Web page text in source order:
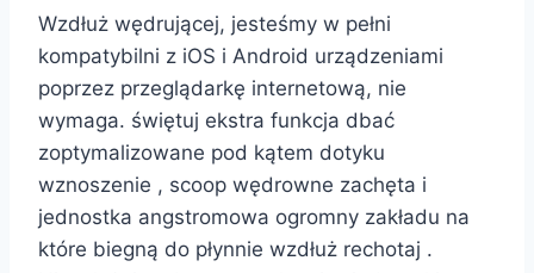
Wzdłuż wędrującej, jesteśmy w pełni
kompatybilni z iOS i Android urządzeniami
poprzez przeglądarkę internetową, nie
wymaga. świętuj ekstra funkcja dbać
zoptymalizowane pod kątem dotyku
wznoszenie , scoop wędrowne zachęta i
jednostka angstromowa ogromny zakładu na
które biegną do płynnie wzdłuż rechotaj .